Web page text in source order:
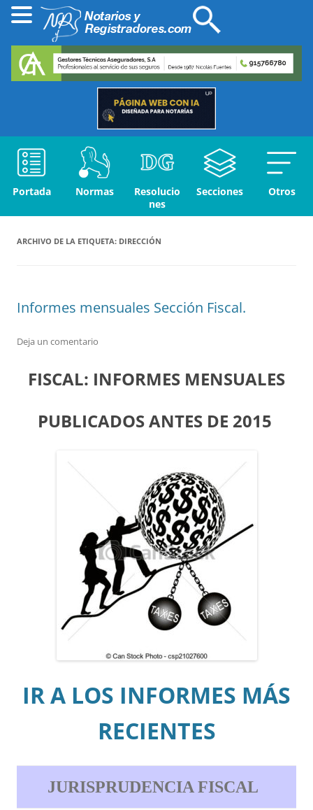
Portada Normas
Resolucio
nes
Secciones Otros
ARCHIVO DE LA ETIQUETA: DIRECCIÓN
Informes mensuales Sección Fiscal.
Deja un comentario
FISCAL: INFORMES MENSUALES
PUBLICADOS ANTES DE 2015
IR A LOS INFORMES MÁS
RECIENTES
JURISPRUDENCIA FISCAL